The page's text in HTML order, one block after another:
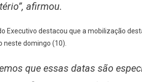
afirmou.
Executivo destacou que a mobilização
neste domingo (10).
que essas datas são